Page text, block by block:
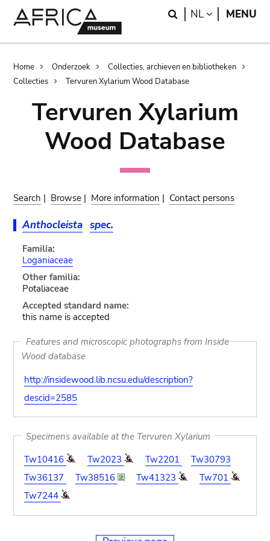
Search
NL LANGUAGE
MENU
Breadcrumb
Home Onderzoek
Collecties, archieven en bibliotheken
Collecties
Tervuren Xylarium Wood Database
Tervuren Xylarium
Wood Database
Search | Browse | More information | Contact persons
Anthocleista spec.
Familia:
Loganiaceae
Other familia:
Potaliaceae
Accepted standard name:
this name is accepted
Features and microscopic photographs from Inside
Wood database
http://insidewood.lib.ncsu.edu/description?
descid=2585
Specimens available at the Tervuren Xylarium
Tw10416
Tw2023 Tw2201
Tw30793
Tw36137
Tw38516 Tw41323
Tw701
Tw7244